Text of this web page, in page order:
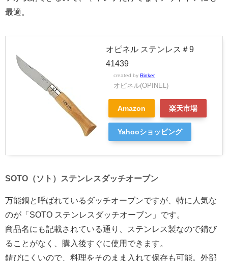
最適。
オピネル ステンレス＃9
41439
created by Rinker
オピネル(OPINEL)
Amazon 楽天市場
Yahooショッピング
SOTO（ソト）ステンレスダッチオーブン
万能鍋と呼ばれているダッチオーブンですが、特に人気な
のが「SOTO ステンレスダッチオーブン」です。
商品名にも記載されている通り、ステンレス製なので錆び
ることがなく、購入後すぐに使用できます。
錆びにくいので、料理をそのまま入れて保存も可能。外部